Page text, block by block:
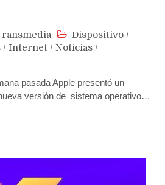
Dispositivo /
/ Internet / Noticias /
pasada Apple presentó un
versión de sistema operativo…